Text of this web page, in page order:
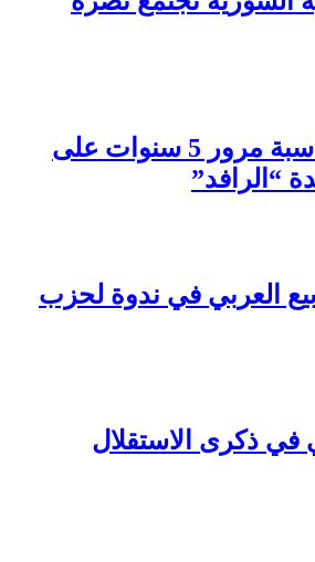
احتفالية بمناسبة مرور 5 سنوات على
“الرافد”
العربي في ندوة لحزب
في ذكرى الاستقلال